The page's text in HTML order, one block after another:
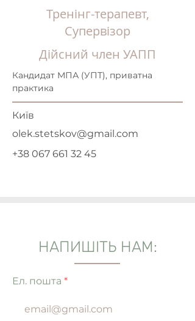
Тренінг-терапевт,
Супервізор
Дійсний член УАПП
Кандидат МПА (УПТ), приватна
практика
Київ
olek.stetskov@gmail.com
+38 067 661 32 45
НАПИШІТЬ НАМ:
Ел. пошта